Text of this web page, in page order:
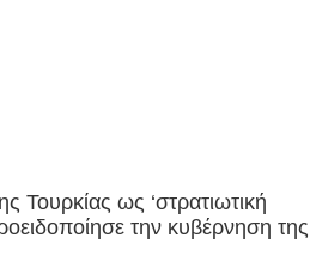
Τουρκίας ως ‘στρατιωτική
την κυβέρνηση της